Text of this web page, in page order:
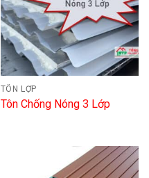
TÔN LỢP
Tôn Chống Nóng 3 Lớp